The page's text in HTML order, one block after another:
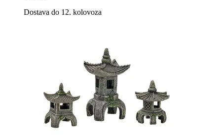
Dostava do 12. kolovoza